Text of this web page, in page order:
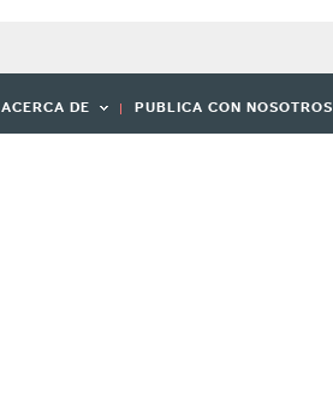
ACERCA DE PUBLICA CON NOSOTROS